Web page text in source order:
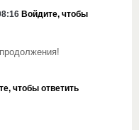
Войдите, чтобы
чтобы ответить